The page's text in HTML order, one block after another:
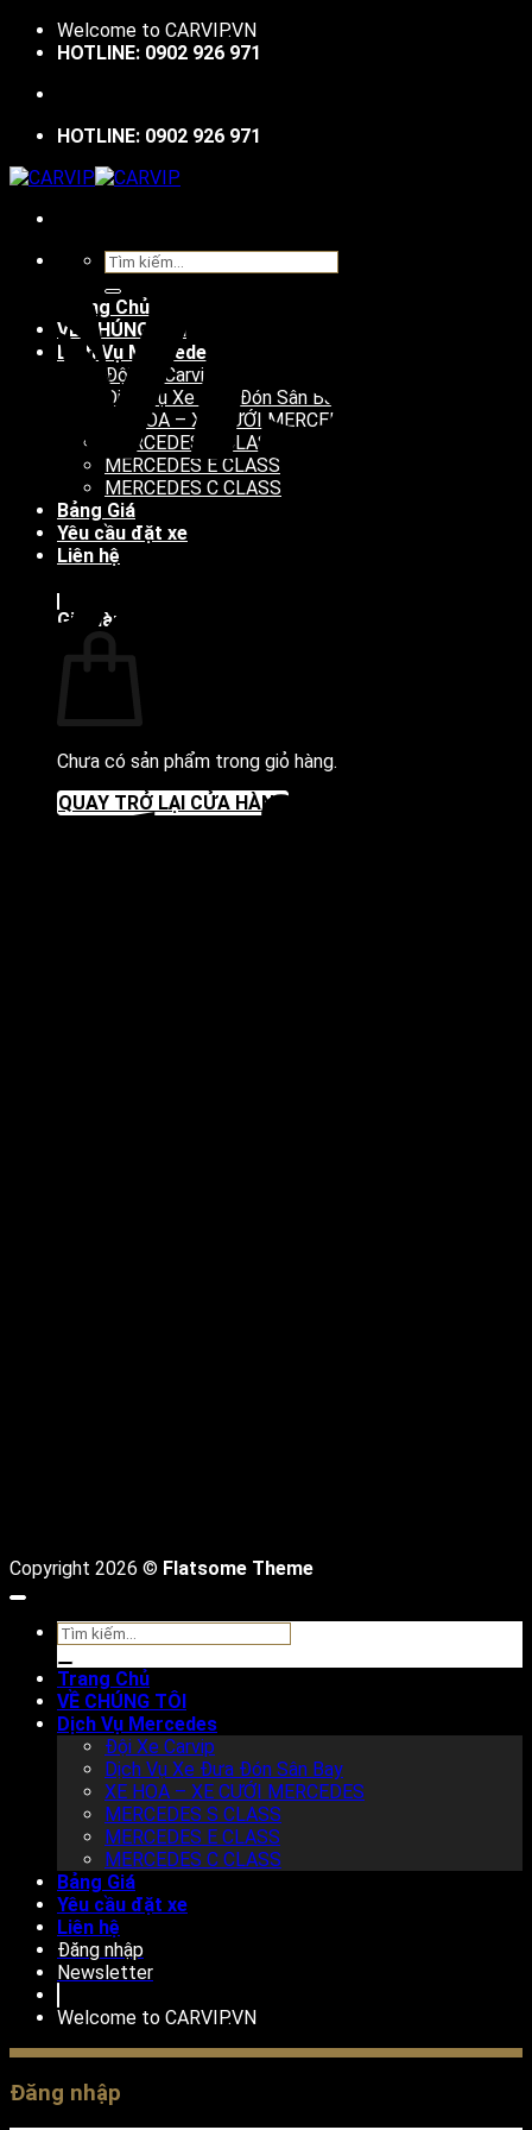
qua
dung
Welcome to CARVIP.VN
HOTLINE: 0902 926 971
HOTLINE: 0902 926 971
Tìm
Trang Chủ
VỀ CHÚNG TÔI
Dịch Vụ Mercedes
Đội Xe Carvip
Dịch Vụ Xe Đưa Đón Sân Bay
XE HOA – XE CƯỚI MERCEDES
MERCEDES S CLASS
MERCEDES E CLASS
MERCEDES C CLASS
Bảng Giá
Yêu cầu đặt xe
Liên hệ
Giỏ hàng
Chưa có sản phẩm trong giỏ hàng.
QUAY TRỞ LẠI CỬA HÀNG
Copyright 2026 © Flatsome Theme
Tìm
Trang Chủ
VỀ CHÚNG TÔI
Dịch Vụ Mercedes
Đội Xe Carvip
Dịch Vụ Xe Đưa Đón Sân Bay
XE HOA – XE CƯỚI MERCEDES
MERCEDES S CLASS
MERCEDES E CLASS
MERCEDES C CLASS
Bảng Giá
Yêu cầu đặt xe
Liên hệ
Đăng nhập
Newsletter
Welcome to CARVIP.VN
Đăng nhập